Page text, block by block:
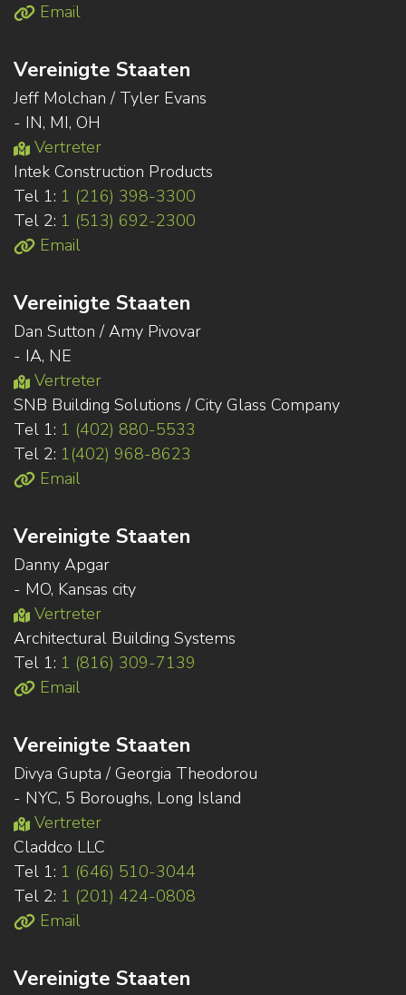
Email
Vereinigte Staaten
Jeff Molchan / Tyler Evans
- IN, MI, OH
Vertreter
Intek Construction Products
Tel 1: 1 (216) 398-3300
Tel 2: 1 (513) 692-2300
Email
Vereinigte Staaten
Dan Sutton / Amy Pivovar
- IA, NE
Vertreter
SNB Building Solutions / City Glass Company
Tel 1: 1 (402) 880-5533
Tel 2: 1(402) 968-8623
Email
Vereinigte Staaten
Danny Apgar
- MO, Kansas city
Vertreter
Architectural Building Systems
Tel 1: 1 (816) 309-7139
Email
Vereinigte Staaten
Divya Gupta / Georgia Theodorou
- NYC, 5 Boroughs, Long Island
Vertreter
Claddco LLC
Tel 1: 1 (646) 510-3044
Tel 2: 1 (201) 424-0808
Email
Vereinigte Staaten